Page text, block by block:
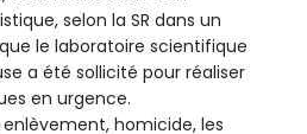
selon la SR dans un
le laboratoire scientifique
a été sollicité pour réaliser
en urgence.
homicide, les